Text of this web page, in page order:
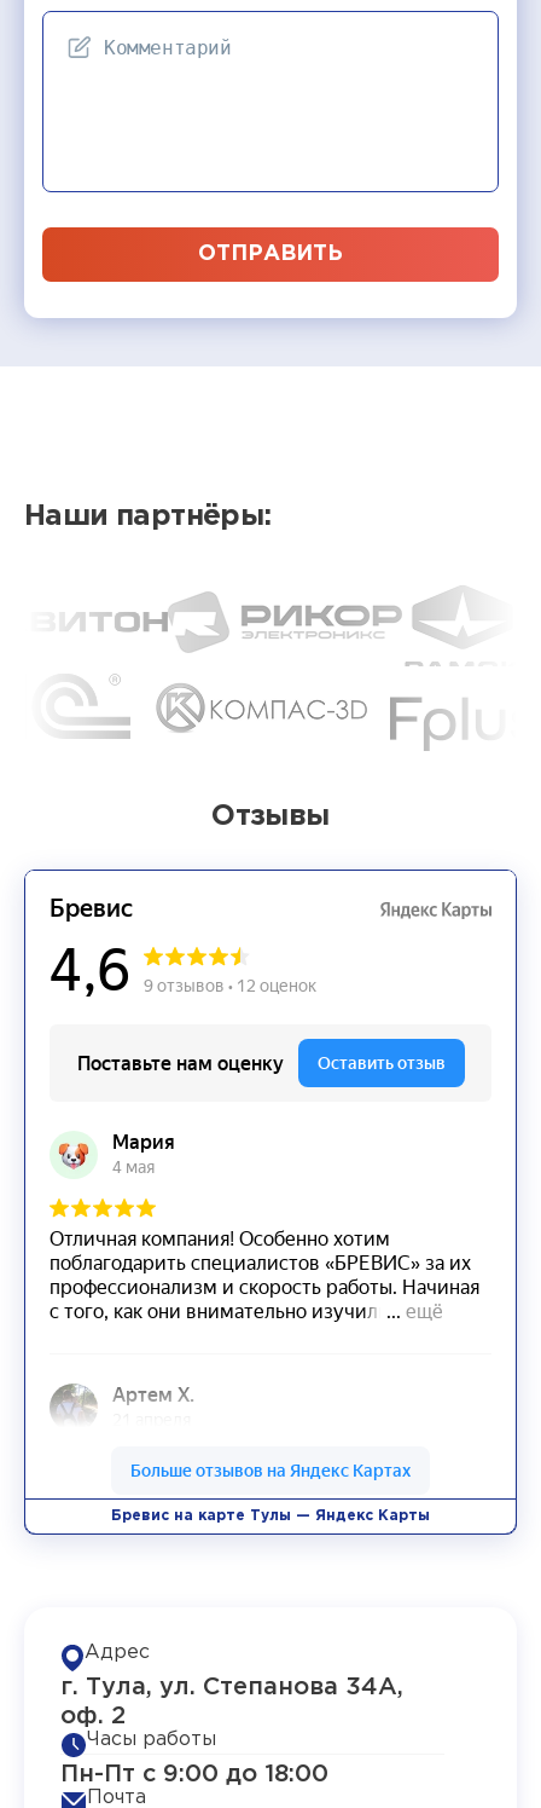
ОТПРАВИТЬ
Наши партнёры:
Отзывы
Бревис на карте Тулы — Яндекс Карты
Адрес
г. Тула, ул. Степанова 34А,
оф. 2
Часы работы
Пн-Пт с 9:00 до 18:00
Почта